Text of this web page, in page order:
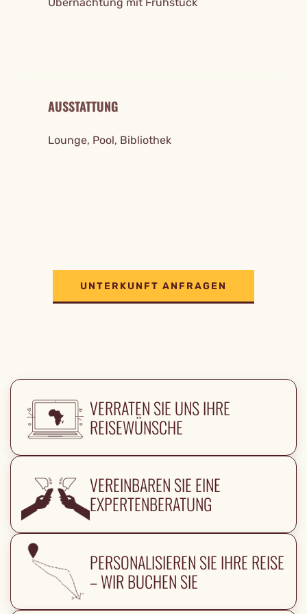
AUSSTATTUNG
Lounge, Pool, Bibliothek
UNTERKUNFT ANFRAGEN
VERRATEN SIE UNS IHRE
REISEWÜNSCHE
VEREINBAREN SIE EINE
EXPERTENBERATUNG
PERSONALISIEREN SIE IHRE REISE
– WIR BUCHEN SIE